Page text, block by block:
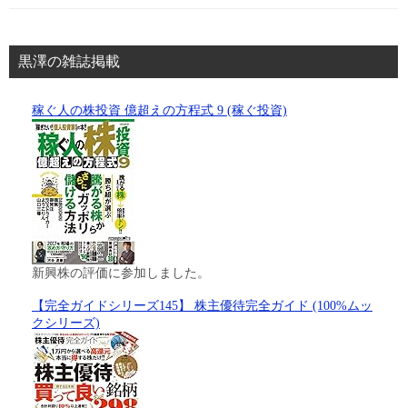
黒澤の雑誌掲載
稼ぐ人の株投資 億超えの方程式 9 (稼ぐ投資)
新興株の評価に参加しました。
【完全ガイドシリーズ145】 株主優待完全ガイド (100%ムッ
クシリーズ)